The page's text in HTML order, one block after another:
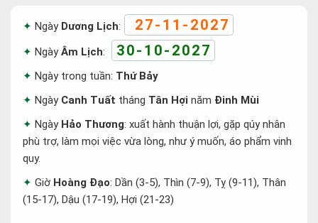
Ngày Dương Lịch: 27-11-2027
NgàyÂm Lịch: 30-10-2027
Ngày trong tuần: Thứ Bảy
Ngày Canh Tuất tháng Tân Hợi năm Đinh Mùi
Ngày Hảo Thương: xuất hành thuận lợi, gặp qúy nhân
phù trợ, làm mọi việc vừa lòng, như ý muốn, áo phẩm vinh
quy.
Giờ Hoàng Đạo: Dần (3-5), Thìn (7-9), Tỵ (9-11), Thân
(15-17), Dậu (17-19), Hợi (21-23)